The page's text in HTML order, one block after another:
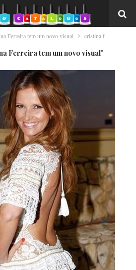
Ferreira tem um novo visual cristina f
Ferreira tem um novo visual"